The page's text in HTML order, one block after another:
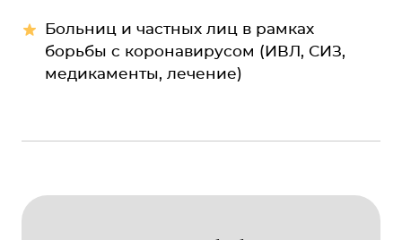
Больниц и частных лиц в рамках
борьбы с коронавирусом (ИВЛ, СИЗ,
медикаменты, лечение)